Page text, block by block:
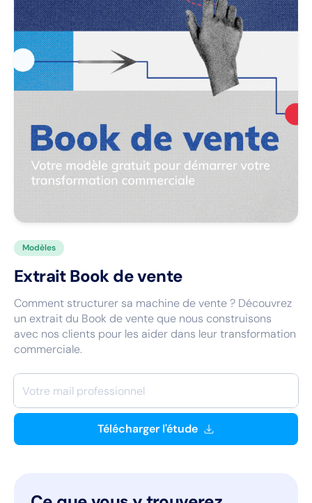
Modèles
Extrait Book de vente
Comment structurer sa machine de vente ? Découvrez
un extrait du Book de vente que nous construisons
avec nos clients pour les aider dans leur transformation
commerciale.
Télécharger l'étude